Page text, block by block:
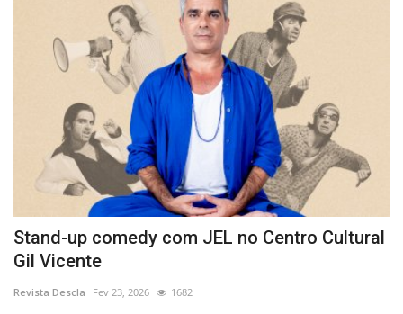
Stand-up comedy com JEL no Centro Cultural
Gil Vicente
Revista Descla Fev 23, 2026 1682